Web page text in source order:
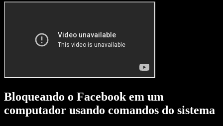
Bloqueando o Facebook em um
computador usando comandos do sistema